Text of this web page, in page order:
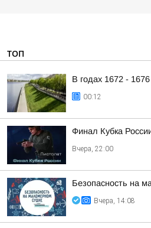
ТОП
В годах 1672 -
00:12
Финал Кубка
Вчера, 22:00
Безопасность на
Вчера, 14:08